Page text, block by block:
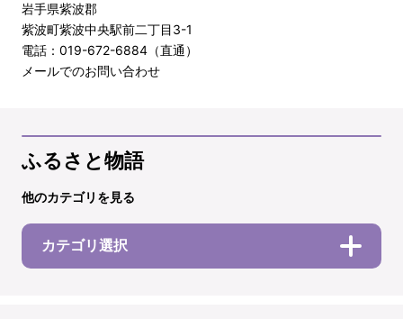
岩手県紫波郡
紫波町紫波中央駅前二丁目3-1
電話：019-672-6884（直通）
メールでのお問い合わせ
ふるさと物語
他のカテゴリを見る
カテゴリ選択